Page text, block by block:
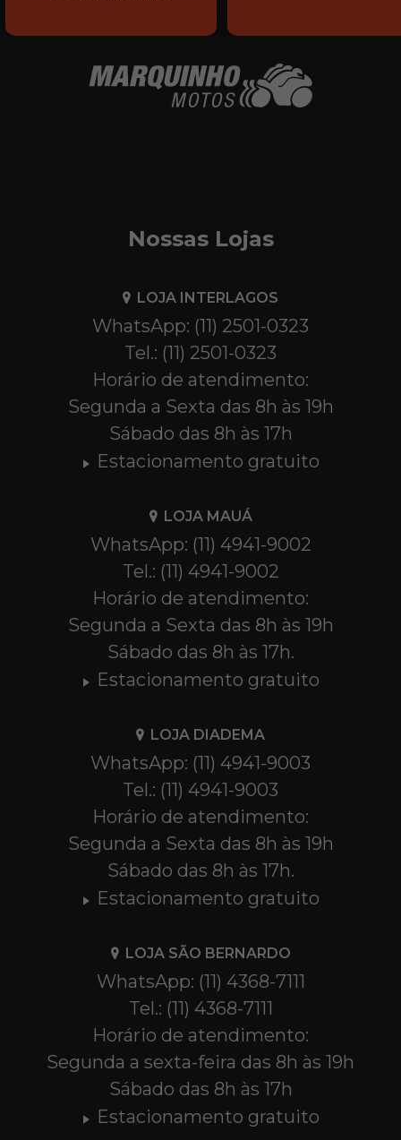
Nossas Lojas
LOJA INTERLAGOS
WhatsApp: (11) 2501-0323
Tel.: (11) 2501-0323
Horário de atendimento:
Segunda a Sexta das 8h às 19h
Sábado das 8h às 17h
Estacionamento gratuito
LOJA MAUÁ
WhatsApp: (11) 4941-9002
Tel.: (11) 4941-9002
Horário de atendimento:
Segunda a Sexta das 8h às 19h
Sábado das 8h às 17h.
Estacionamento gratuito
LOJA DIADEMA
WhatsApp: (11) 4941-9003
Tel.: (11) 4941-9003
Horário de atendimento:
Segunda a Sexta das 8h às 19h
Sábado das 8h às 17h.
Estacionamento gratuito
LOJA SÃO BERNARDO
WhatsApp: (11) 4368-7111
Tel.: (11) 4368-7111
Horário de atendimento:
Segunda a sexta-feira das 8h às 19h
Sábado das 8h às 17h
Estacionamento gratuito